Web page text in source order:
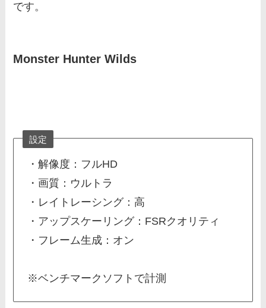
です。
Monster Hunter Wilds
設定
・解像度：フルHD
・画質：ウルトラ
・レイトレーシング：高
・アップスケーリング：FSRクオリティ
・フレーム生成：オン
※ベンチマークソフトで計測